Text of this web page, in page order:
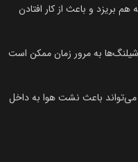
بریزد و باعث از کار افتادن
به مرور زمان ممکن است
باعث نشت هوا به داخل